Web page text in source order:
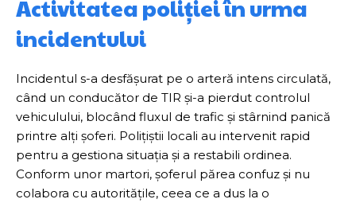
Activitatea poliției în urma
incidentului
Incidentul s-a desfășurat pe o arteră intens circulată,
când un conducător de TIR și-a pierdut controlul
vehiculului, blocând fluxul de trafic și stârnind panică
printre alți șoferi. Polițiștii locali au intervenit rapid
pentru a gestiona situația și a restabili ordinea.
Conform unor martori, șoferul părea confuz și nu
colabora cu autoritățile, ceea ce a dus la o